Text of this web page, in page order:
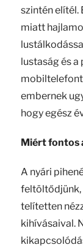
szintén elítél.
miatt
lustaság és a
mobiltelefont
embernek
hogy egész
Miért fontos
A nyári
feltöltődjünk,
telítetten
kihívásaival.